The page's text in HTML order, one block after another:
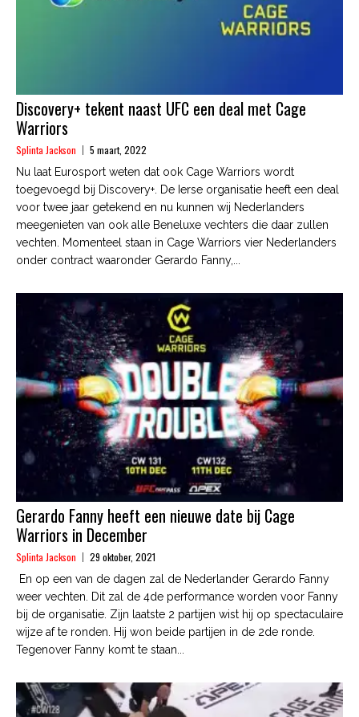
Discovery+ tekent naast UFC een deal met Cage
Warriors
Splinta Jackson 5 maart, 2022
Nu laat Eurosport weten dat ook Cage Warriors wordt
toegevoegd bij Discovery+. De Ierse organisatie heeft een deal
voor twee jaar getekend en nu kunnen wij Nederlanders
meegenieten van ook alle Beneluxe vechters die daar zullen
vechten. Momenteel staan in Cage Warriors vier Nederlanders
onder contract waaronder Gerardo Fanny,...
Gerardo Fanny heeft een nieuwe date bij Cage
Warriors in December
Splinta Jackson 29 oktober, 2021
En op een van de dagen zal de Nederlander Gerardo Fanny
weer vechten. Dit zal de 4de performance worden voor Fanny
bij de organisatie. Zijn laatste 2 partijen wist hij op spectaculaire
wijze af te ronden. Hij won beide partijen in de 2de ronde.
Tegenover Fanny komt te staan...